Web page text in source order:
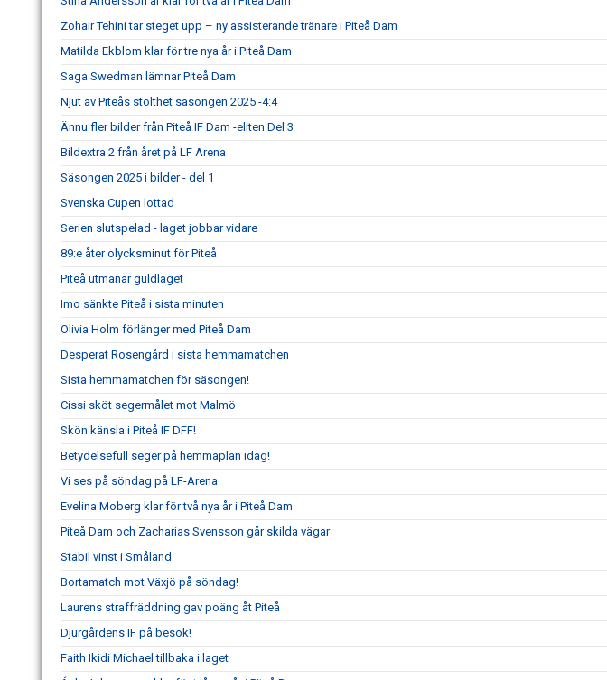
Zohair Tehini tar steget upp – ny assisterande tränare i Piteå Dam
Matilda Ekblom klar för tre nya år i Piteå Dam
Saga Swedman lämnar Piteå Dam
Njut av Piteås stolthet säsongen 2025 -4:4
Ännu fler bilder från Piteå IF Dam -eliten Del 3
Bildextra 2 från året på LF Arena
Säsongen 2025 i bilder - del 1
Svenska Cupen lottad
Serien slutspelad - laget jobbar vidare
89:e åter olycksminut för Piteå
Piteå utmanar guldlaget
Imo sänkte Piteå i sista minuten
Olivia Holm förlänger med Piteå Dam
Desperat Rosengård i sista hemmamatchen
Sista hemmamatchen för säsongen!
Cissi sköt segermålet mot Malmö
Skön känsla i Piteå IF DFF!
Betydelsefull seger på hemmaplan idag!
Vi ses på söndag på LF-Arena
Evelina Moberg klar för två nya år i Piteå Dam
Piteå Dam och Zacharias Svensson går skilda vägar
Stabil vinst i Småland
Bortamatch mot Växjö på söndag!
Laurens straffräddning gav poäng åt Piteå
Djurgårdens IF på besök!
Faith Ikidi Michael tillbaka i laget